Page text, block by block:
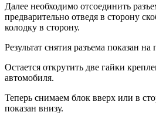
Далее необходимо отсоединить
предварительно отведя в сторону
колодку в сторону.
Результат снятия разъема показан
Остается открутить две гайки
автомобиля.
Теперь снимаем блок вверх или в
показан внизу.